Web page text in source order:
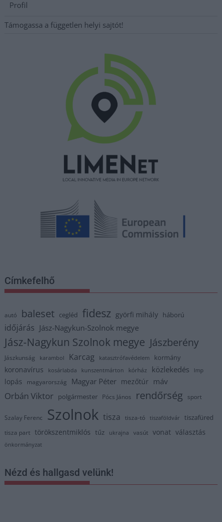
Profil
Támogassa a független helyi sajtót!
Címkefelhő
autó baleset cegléd fidesz györfi mihály háború
időjárás Jász-Nagykun-Szolnok megye
Jász-Nagykun Szolnok megye Jászberény
Jászkunság karambol Karcag katasztrófavédelem kormány
koronavírus kosárlabda kunszentmárton kórház közlekedés lmp
lopás magyarország Magyar Péter mezőtúr máv
Orbán Viktor polgármester Pócs János rendőrség sport
Szalay Ferenc Szolnok tisza tisza-tó tiszaföldvár tiszafüred
tisza part törökszentmiklós tűz ukrajna vasút vonat választás
önkormányzat
Nézd és hallgasd velünk!